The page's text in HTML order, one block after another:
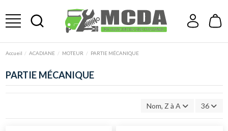
Accueil ACADIANE MOTEUR PARTIE MÉCANIQUE
PARTIE MÉCANIQUE
Nom, Z à A 36